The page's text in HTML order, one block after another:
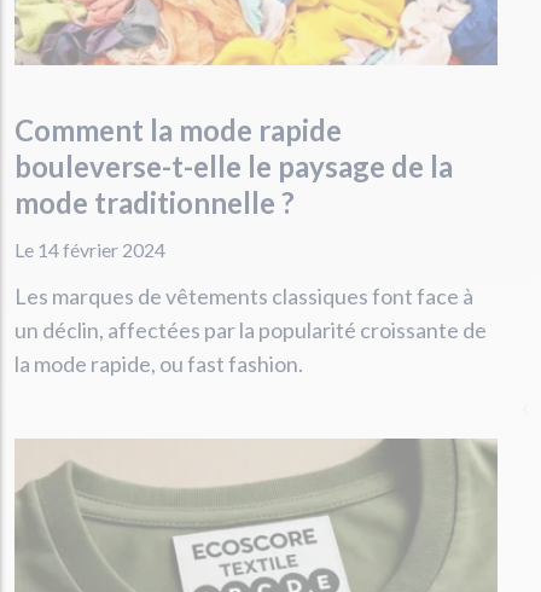
Comment la mode rapide
bouleverse-t-elle le paysage de la
mode traditionnelle ?
Le 14 février 2024
Les marques de vêtements classiques font face à
un déclin, affectées par la popularité croissante de
la mode rapide, ou fast fashion.